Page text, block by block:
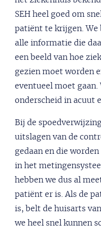
SEH heel goed om
patiënt te krijgen. We
alle informatie die
een beeld van hoe
gezien moet worden
eventueel moet
onderscheid in acuut
Bij de
uitslagen van de
gedaan en die
in het
hebben we dus al
patiënt er is. Als de
is, belt de huisarts
we heel snel kunnen